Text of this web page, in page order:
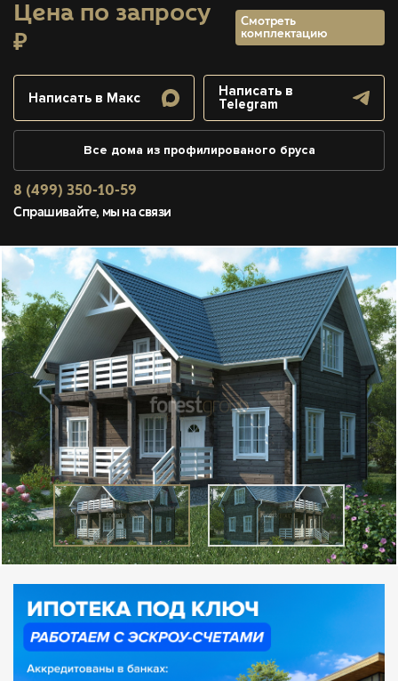
Цена по запросу
₽
Смотреть
комплектацию
Написать в Макс
Написать в
Telegram
Все дома из профилированого бруса
8 (499) 350-10-59
Спрашивайте, мы на связи